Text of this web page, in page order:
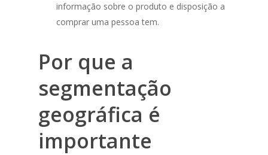
informação sobre o produto e disposição a
comprar uma pessoa tem.
Por que a
segmentação
geográfica é
importante